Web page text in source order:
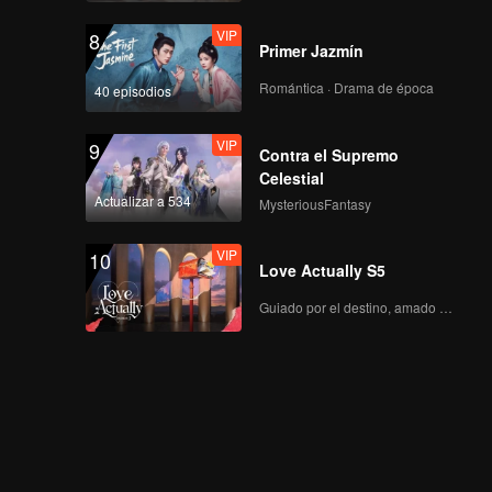
8
40 episodios
VIP
Primer Jazmín
Romántica · Drama de época
9
Actualizar a 534
VIP
Contra el Supremo
Celestial
MysteriousFantasy
10 VIP
Love Actually S5